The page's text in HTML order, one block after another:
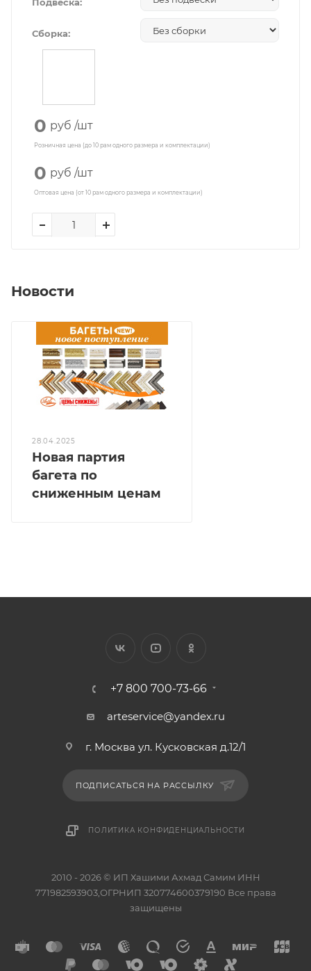
Сборка:
0 руб /шт
Розничная цена (до 10 рам одного размера и комплектации)
0 руб /шт
Оптовая цена (от 10 рам одного размера и комплектации)
Новости
28.04.2025
Новая партия
багета по
сниженным ценам
+7 800 700-73-66
arteservice@yandex.ru
г. Москва ул. Кусковская д.12/1
ПОДПИСАТЬСЯ НА РАССЫЛКУ
ПОЛИТИКА КОНФИДЕНЦИАЛЬНОСТИ
2010 - 2026 © ИП Хашими Ахмад Самим ИНН
771982593903,ОГРНИП 320774600379190 Все права
защищены